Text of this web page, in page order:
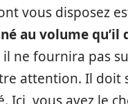
vous disposez
au volume
ne fournira pas
attention. Il doit